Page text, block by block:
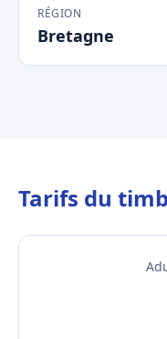
RÉGION
Bretagne
Tarifs du